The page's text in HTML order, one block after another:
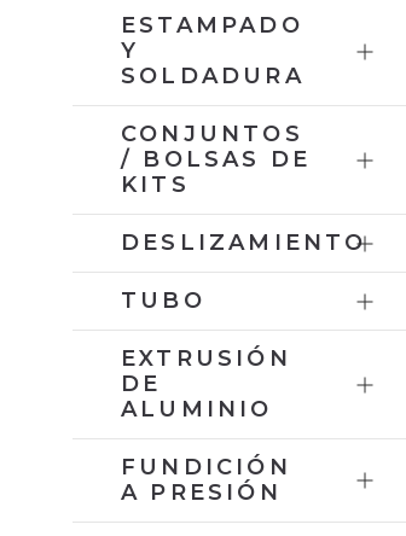
ESTAMPADO
Y
SOLDADURA
CONJUNTOS
/ BOLSAS DE
KITS
DESLIZAMIENTO
TUBO
EXTRUSIÓN
DE
ALUMINIO
FUNDICIÓN
A PRESIÓN